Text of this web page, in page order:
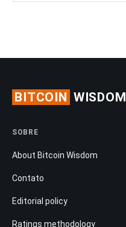
BITCOIN WISDOM
SOBRE
About Bitcoin Wisdom
Contato
Editorial policy
Ratings methodology